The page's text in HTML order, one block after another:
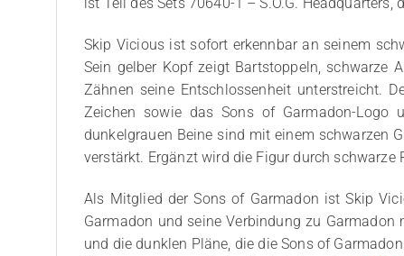
ist Teil des Sets 70640-1 – S.O.G.
Skip Vicious ist sofort erkennbar an seinem
Sein gelber Kopf zeigt Bartstoppeln, schwarze
Zähnen seine Entschlossenheit unterstreicht.
Zeichen sowie das Sons of Garmadon-Logo
dunkelgrauen Beine sind mit einem schwarzen
verstärkt. Ergänzt wird die Figur durch
Als Mitglied der Sons of Garmadon ist Skip
Garmadon und seine Verbindung zu
und die dunklen Pläne, die die Sons of